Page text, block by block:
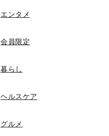
エンタメ
会員限定
暮らし
ヘルスケア
グルメ